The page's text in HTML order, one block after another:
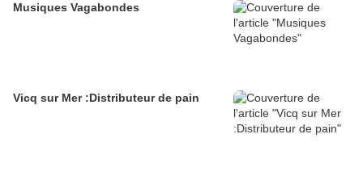
Musiques Vagabondes
Vicq sur Mer :Distributeur de pain